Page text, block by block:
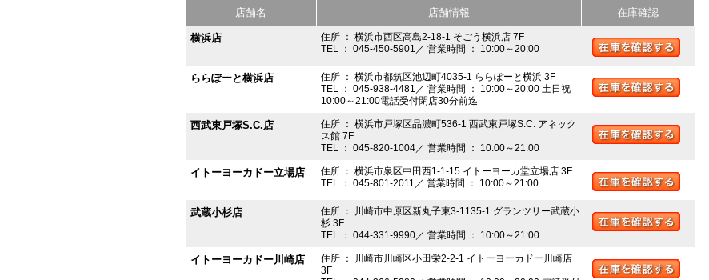
店舗名 店舗情報 在庫確認
横浜店
住所 ： 横浜市西区高島2-18-1 そごう横浜店 7F
TEL ： 045-450-5901／ 営業時間 ： 10:00～20:00
ららぽーと横浜店
住所 ： 横浜市都筑区池辺町4035-1 ららぽーと横浜 3F
TEL ： 045-938-4481／ 営業時間 ： 10:00～20:00 土日祝
10:00～21:00電話受付閉店30分前迄
西武東戸塚S.C.店
住所 ： 横浜市戸塚区品濃町536-1 西武東戸塚S.C. アネック
ス館 7F
TEL ： 045-820-1004／ 営業時間 ： 10:00～21:00
イトーヨーカドー立場店
住所 ： 横浜市泉区中田西1-1-15 イトーヨーカ堂立場店 3F
TEL ： 045-801-2011／ 営業時間 ： 10:00～21:00
武蔵小杉店
住所 ： 川崎市中原区新丸子東3-1135-1 グランツリー武蔵小
杉 3F
TEL ： 044-331-9990／ 営業時間 ： 10:00～21:00
イトーヨーカドー川崎店
住所 ： 川崎市川崎区小田栄2-2-1 イトーヨーカドー川崎店
3F